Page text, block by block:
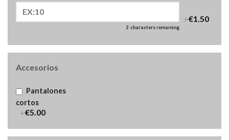
2 characters remaining
+€1.50
Accesorios
Pantalones
cortos
+€5.00